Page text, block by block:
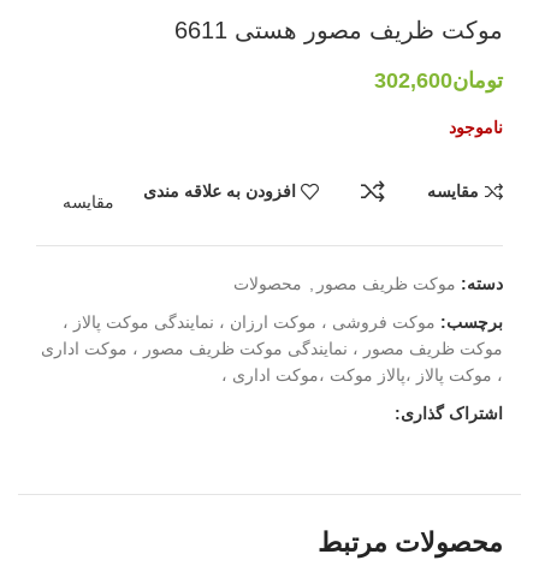
موکت ظریف مصور هستی 6611
تومان302,600
ناموجود
مقایسه افزودن به علاقه مندی
مقایسه
دسته: موکت ظریف مصور
محصولات
برچسب: موکت فروشی ، موکت ارزان ، نمایندگی موکت پالاز ،
موکت ظریف مصور ، نمایندگی موکت ظریف مصور ، موکت اداری
، موکت پالاز ،پالاز موکت ،موکت اداری ،
اشتراک گذاری:
محصولات مرتبط